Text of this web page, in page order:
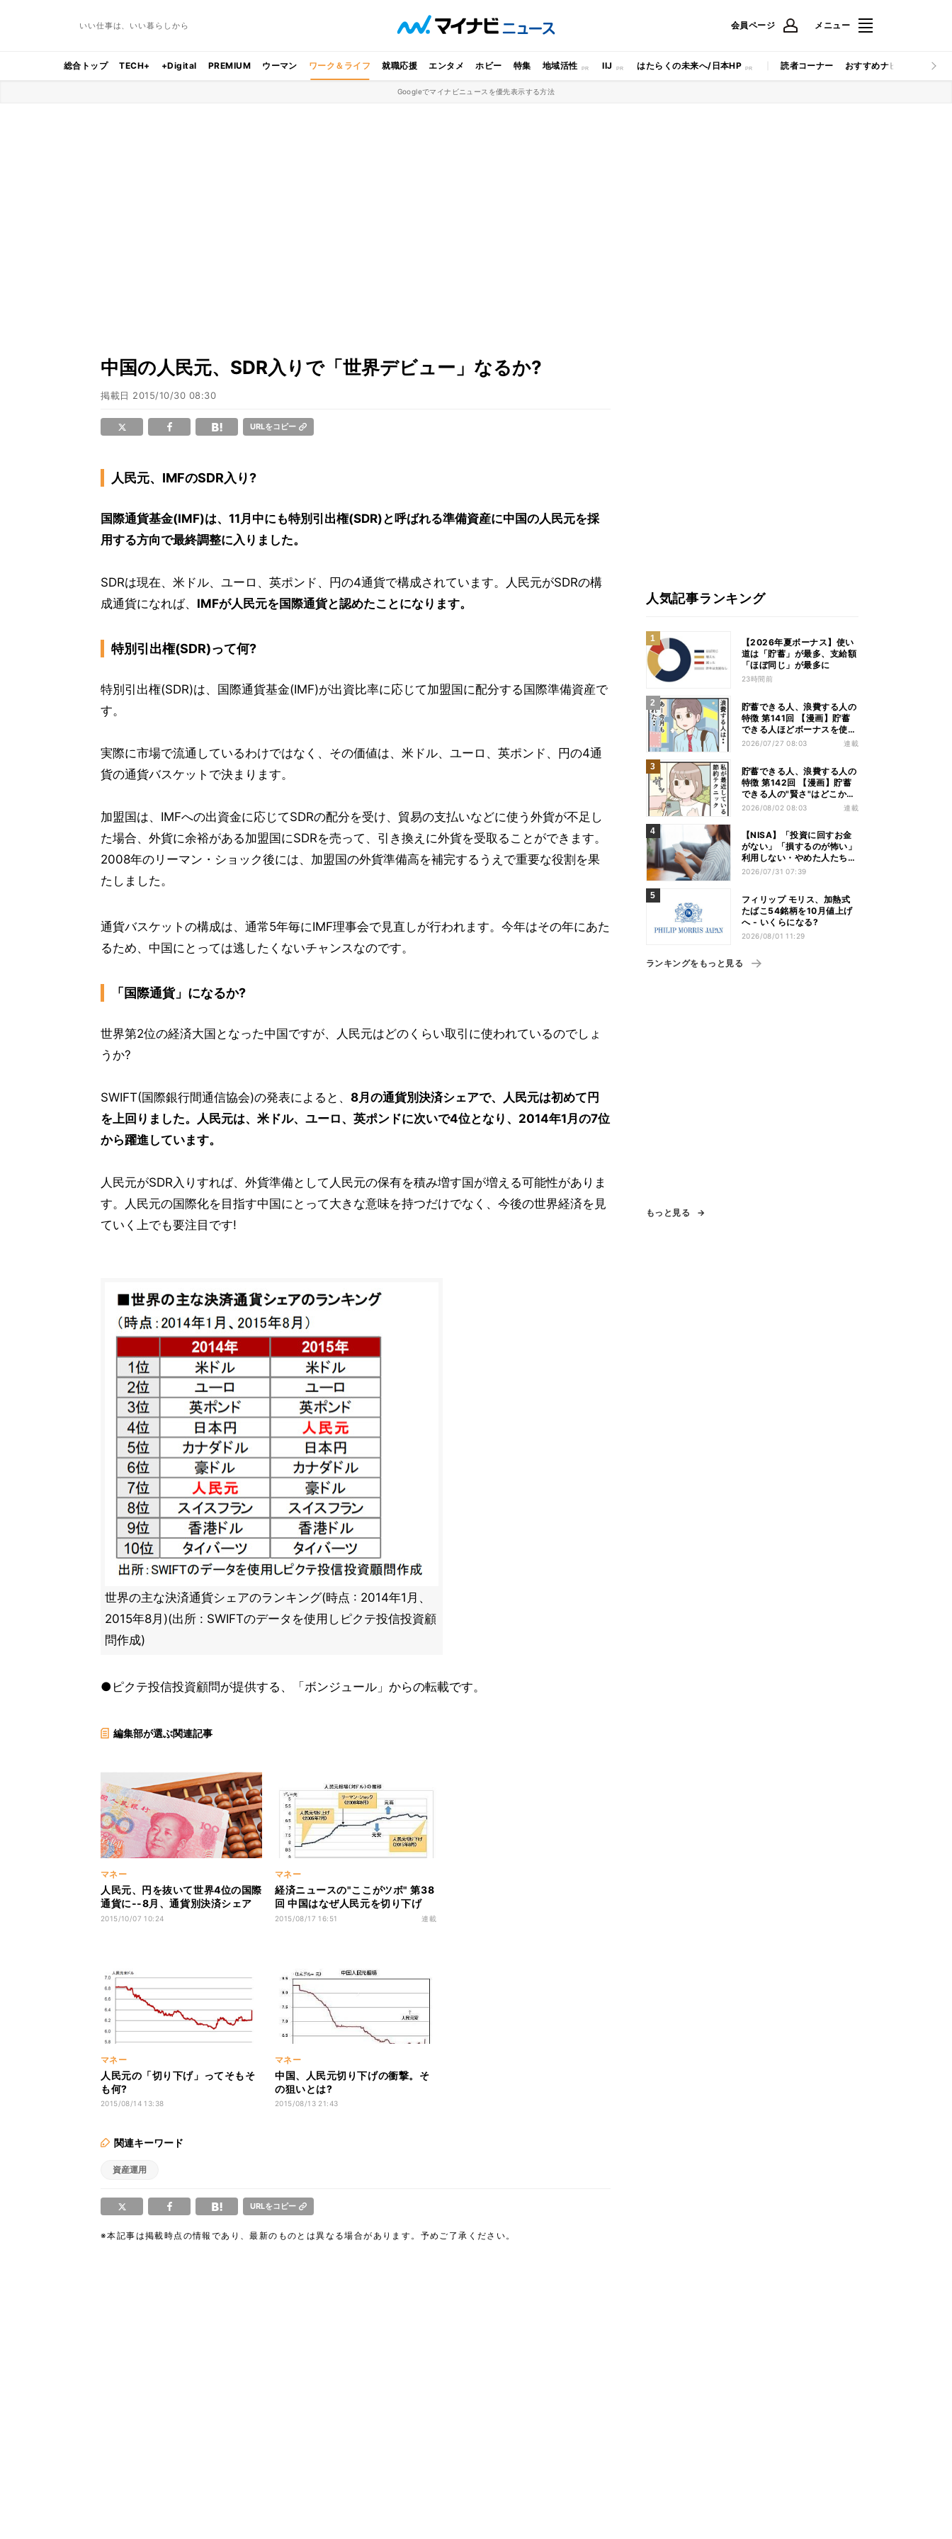
いい仕事は、いい暮らしから 会員ページ メニュー
総合トップ TECH+ +Digital PREMIUM ウーマン ワーク＆ライフ 就職応援 エンタメ ホビー 特集 地域活性 IIJ はたらくの未来へ/日本HP 読者コーナー おすすめナビ マイナビ
Googleでマイナビニュースを優先表示する方法
中国の人民元、SDR入りで「世界デビュー」なるか?
掲載日 2015/10/30 08:30
URLをコピー
人民元、IMFのSDR入り?
国際通貨基金(IMF)は、11月中にも特別引出権(SDR)と呼ばれる準備資産に中国の人民元を採
用する方向で最終調整に入りました。
SDRは現在、米ドル、ユーロ、英ポンド、円の4通貨で構成されています。人民元がSDRの構
成通貨になれば、 IMFが人民元を国際通貨と認めたことになります。
特別引出権(SDR)って何?
特別引出権(SDR)は、国際通貨基金(IMF)が出資比率に応じて加盟国に配分する国際準備資産で
す。
実際に市場で流通しているわけではなく、その価値は、米ドル、ユーロ、英ポンド、円の4通
貨の通貨バスケットで決まります。
加盟国は、IMFへの出資金に応じてSDRの配分を受け、貿易の支払いなどに使う外貨が不足し
た場合、外貨に余裕がある加盟国にSDRを売って、引き換えに外貨を受取ることができます。
2008年のリーマン・ショック後には、加盟国の外貨準備高を補完するうえで重要な役割を果
たしました。
通貨バスケットの構成は、通常5年毎にIMF理事会で見直しが行われます。今年はその年にあた
るため、中国にとっては逃したくないチャンスなのです。
「国際通貨」になるか?
世界第2位の経済大国となった中国ですが、人民元はどのくらい取引に使われているのでしょ
うか?
SWIFT(国際銀行間通信協会)の発表によると、 8月の通貨別決済シェアで、人民元は初めて円
を上回りました。人民元は、米ドル、ユーロ、英ポンドに次いで4位となり、2014年1月の7位
から躍進しています。
人民元がSDR入りすれば、外貨準備として人民元の保有を積み増す国が増える可能性がありま
す。人民元の国際化を目指す中国にとって大きな意味を持つだけでなく、今後の世界経済を見
ていく上でも要注目です!
世界の主な決済通貨シェアのランキング(時点 : 2014年1月、
2015年8月)(出所 : SWIFTのデータを使用しピクテ投信投資顧
問作成)
●ピクテ投信投資顧問が提供する、「ボンジュール」からの転載です。
編集部が選ぶ関連記事
マネー
人民元、円を抜いて世界4位の国際
通貨に--8月、通貨別決済シェア
で2.79%
2015/10/07 10:24
マネー
経済ニュースの"ここがツボ" 第38
回 中国はなぜ人民元を切り下げ
た? - 「経済安定」こそ習近平政権
2015/08/17 16:51 連載
マネー
人民元の「切り下げ」ってそもそ
も何?
2015/08/14 13:38
マネー
中国、人民元切り下げの衝撃。そ
の狙いとは?
2015/08/13 21:43
関連キーワード
資産運用
URLをコピー
※本記事は掲載時点の情報であり、最新のものとは異なる場合があります。予めご了承ください。
人気記事ランキング
【2026年夏ボーナス】使い
道は「貯蓄」が最多、支給額
「ほぼ同じ」が最多に
23時間前
貯蓄できる人、浪費する人の
特徴 第141回 【漫画】貯蓄
できる人ほどボーナスを使
う!? その差は"買う目的"にあ
2026/07/27 08:03 連載
貯蓄できる人、浪費する人の
特徴 第142回 【漫画】貯蓄
できる人の"賢さ"はどこか
ら? スーパーでの意外な習慣
2026/08/02 08:03 連載
【NISA】「投資に回すお金
がない」「損するのが怖い」
利用しない・やめた人たちの
リアルな本音
2026/07/31 07:39
フィリップ モリス、加熱式
たばこ54銘柄を10月値上げ
へ - いくらになる?
2026/08/01 11:29
ランキングをもっと見る
もっと見る